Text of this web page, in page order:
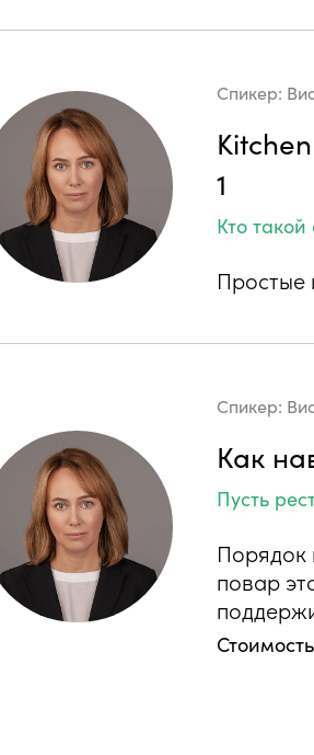
Спикер:
1
Кто
Простые
Спикер:
Как
Пусть
Порядок
повар